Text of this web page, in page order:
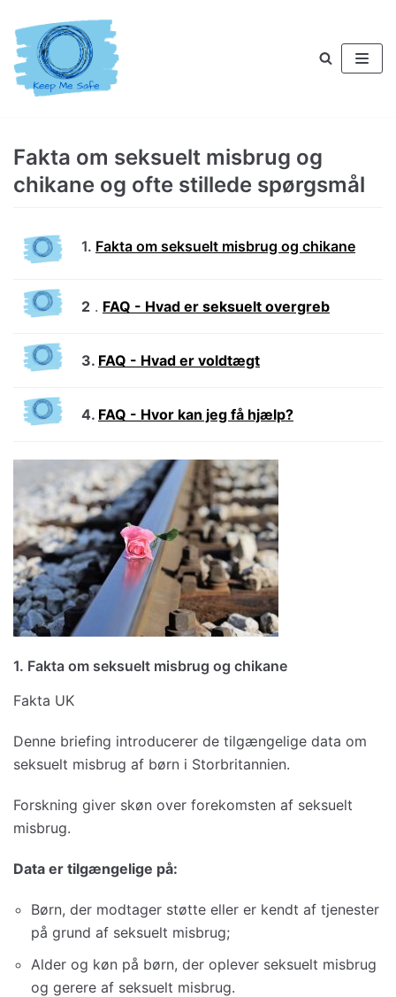
Spring
til
indhold
Fakta om seksuelt misbrug og
chikane og ofte stillede spørgsmål
1. Fakta om seksuelt misbrug og chikane
2 . FAQ - Hvad er seksuelt overgreb
3. FAQ - Hvad er voldtægt
4. FAQ - Hvor kan jeg få hjælp?
1. Fakta om seksuelt misbrug og chikane
Fakta UK
Denne briefing introducerer de tilgængelige data om
seksuelt misbrug af børn i Storbritannien.
Forskning giver skøn over forekomsten af seksuelt
misbrug.
Data er tilgængelige på:
Børn, der modtager støtte eller er kendt af tjenester
på grund af seksuelt misbrug;
Alder og køn på børn, der oplever seksuelt misbrug
og gerere af seksuelt misbrug.